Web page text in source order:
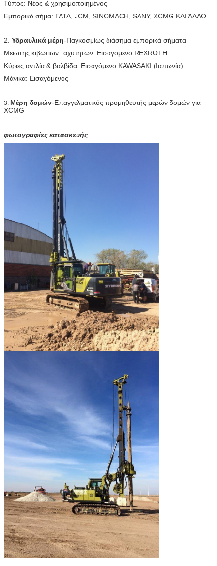
Τύπος: Νέος & χρησιμοποιημένος
Εμπορικό σήμα: ΓΑΤΑ, JCM, SINOMACH, SANY, XCMG ΚΑΙ ΆΛΛΟ
2. Υδραυλικά μέρη-Παγκοσμίως διάσημα εμπορικά σήματα
Μειωτής κιβωτίων ταχυτήτων: Εισαγόμενο REXROTH
Κύριες αντλία & βαλβίδα: Εισαγόμενο KAWASAKI (Ιαπωνία)
Μάνικα: Εισαγόμενος
3. Μέρη δομών-Επαγγελματικός προμηθευτής μερών δομών για
XCMG
φωτογραφίες κατασκευής